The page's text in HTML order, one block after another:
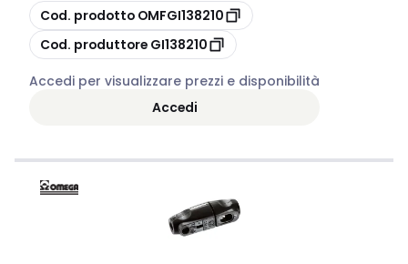
copia
Cod. prodotto OMFGI138210
copia
Cod. produttore GI138210
Accedi per visualizzare prezzi e disponibilità
Accedi